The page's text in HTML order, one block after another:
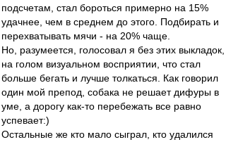
подсчетам, стал бороться примерно на 15%
удачнее, чем в среднем до этого. Подбирать и
перехватывать мячи - на 20% чаще.
Но, разумеется, голосовал я без этих выкладок,
на голом визуальном восприятии, что стал
больше бегать и лучше толкаться. Как говорил
один мой препод, собака не решает дифуры в
уме, а дорогу как-то перебежать все равно
успевает:)
Остальные же кто мало сыграл, кто удалился